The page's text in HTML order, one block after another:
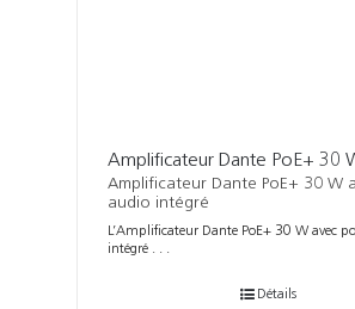
Amplificateur Dante PoE+ 30
Amplificateur Dante PoE+ 30 W
audio intégré
L’Amplificateur Dante PoE+ 30 W avec
intégré . . .
Détails